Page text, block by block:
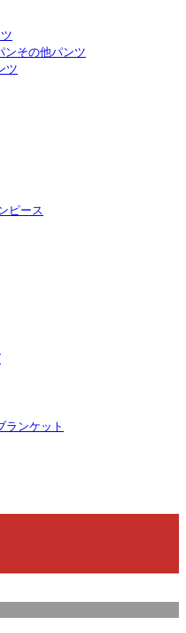
ンその他パンツ
ツ
ピース
ランケット